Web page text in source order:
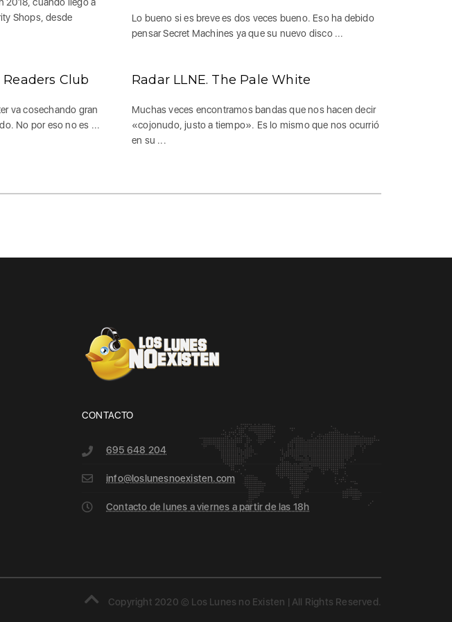
Shops, desde
Lo bueno si es breve es dos veces bueno. Eso ha debido
pensar Secret Machines ya que su nuevo disco ...
Readers Club
va cosechando gran
No por eso no es ...
Radar LLNE. The Pale White
Muchas veces encontramos bandas que nos hacen decir
«cojonudo, justo a tiempo». Es lo mismo que nos ocurrió
en su ...
CONTACTO
695 648 204
info@loslunesnoexisten.com
Contacto de lunes a viernes a partir de las 18h
Copyright 2020 © Los Lunes no Existen | All Rights Reserved.